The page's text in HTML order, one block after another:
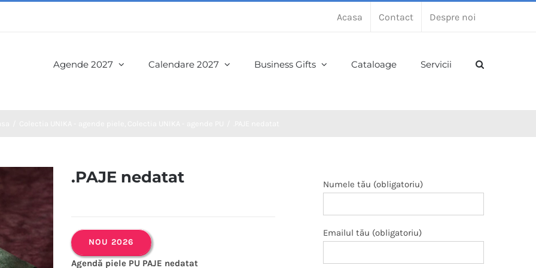
Acasa Contact Despre noi
Agende 2027 Calendare 2027 Business Gifts Cataloage Servicii
.PAJE nedatat
NOU 2026
Agendă piele PU PAJE nedatat
Numele tău (obligatoriu)
Emailul tău (obligatoriu)